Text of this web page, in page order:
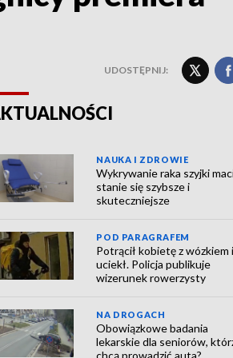
UDOSTĘPNIJ:
NAUKA I ZDROWIE
Wykrywanie raka szyjki
stanie się szybsze i
skuteczniejsze
POD PARAGRAFEM
Potrącił kobietę z wózkiem i
uciekł. Policja publikuje
wizerunek rowerzysty
NA DROGACH
Obowiązkowe badania
lekarskie dla seniorów,
chcą prowadzić auta?